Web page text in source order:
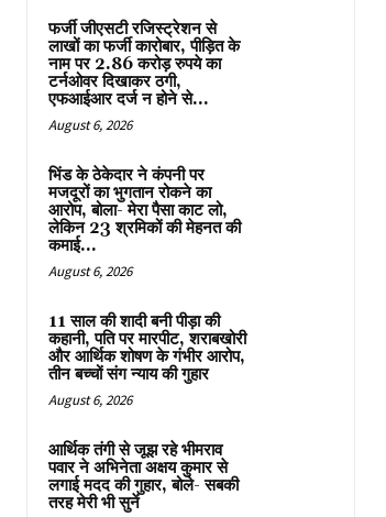
फर्जी जीएसटी रजिस्ट्रेशन से
लाखों का फर्जी कारोबार, पीड़ित के
नाम पर 2.86 करोड़ रुपये का
टर्नओवर दिखाकर ठगी,
एफआईआर दर्ज न होने से...
August 6, 2026
भिंड के ठेकेदार ने कंपनी पर
मजदूरों का भुगतान रोकने का
आरोप, बोला- मेरा पैसा काट लो,
लेकिन 23 श्रमिकों की मेहनत की
कमाई...
August 6, 2026
11 साल की शादी बनी पीड़ा की
कहानी, पति पर मारपीट, शराबखोरी
और आर्थिक शोषण के गंभीर आरोप,
तीन बच्चों संग न्याय की गुहार
August 6, 2026
आर्थिक तंगी से जूझ रहे भीमराव
पवार ने अभिनेता अक्षय कुमार से
लगाई मदद की गुहार, बोले- सबकी
तरह मेरी भी सुनें